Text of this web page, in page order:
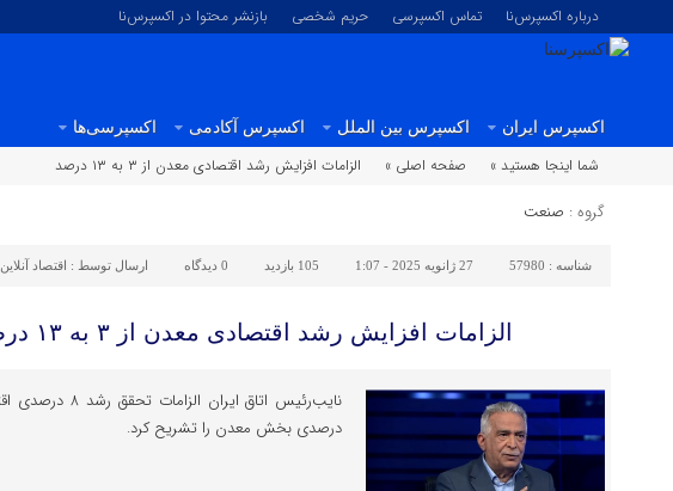
درباره اکسپرس‌نا تماس اکسپرسی حریم شخصی بازنشر محتوا در اکسپرس‌نا
اکسپرس ایران اکسپرس بین الملل اکسپرس آکادمی اکسپرسی‌ها
شما اینجا هستید » صفحه اصلی » الزامات افزایش رشد اقتصادی معدن از ۳ به ۱۳ درصد
گروه : صنعت
شناسه : 57980 27 ژانویه 2025 - 1:07 105 بازدید 0 دیدگاه ارسال توسط : اقتصاد آنلاین
الزامات افزایش رشد اقتصادی معدن از ۳ به ۱۳ درصد
درصدی بخش معدن را تشریح کرد.